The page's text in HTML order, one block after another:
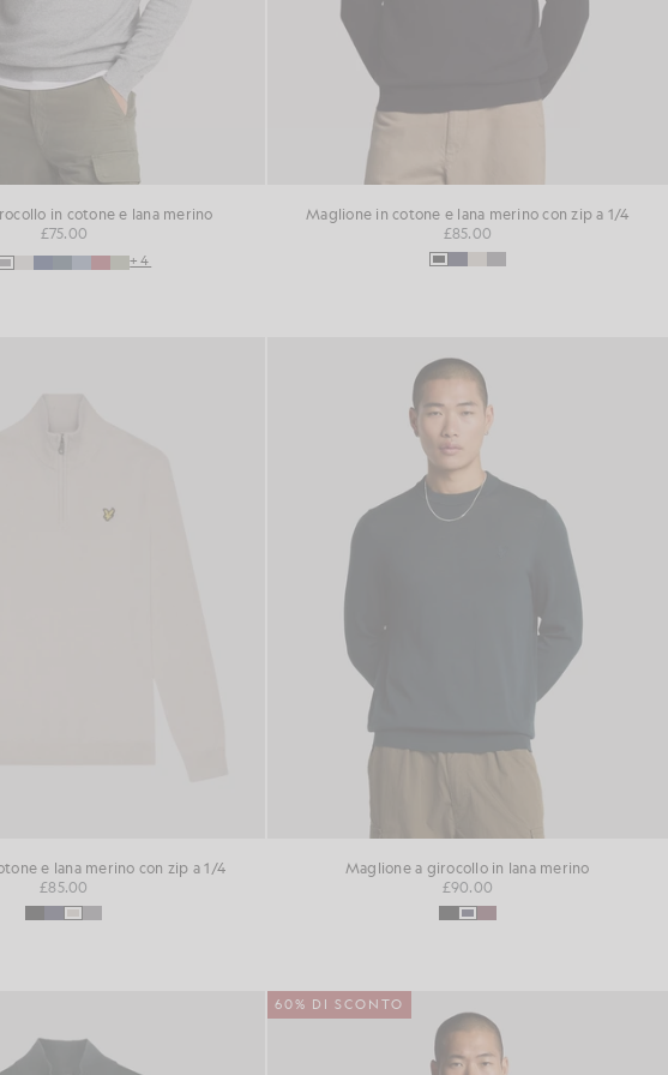
in cotone e lana merino
£75.00
+4
Maglione in cotone e lana merino con zip a 1/4
£85.00
e lana merino con zip a 1/4
£85.00
Maglione a girocollo in lana merino
£90.00
60% DI SCONTO